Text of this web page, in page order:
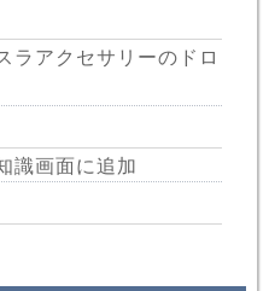
ラアクセサリーのドロ
識画面に追加